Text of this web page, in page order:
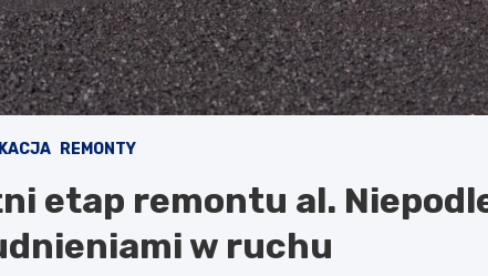
REMONTY
etap remontu al.
w ruchu